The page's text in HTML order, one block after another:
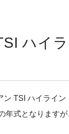
ハイ
TSI ハイライ
年式となります